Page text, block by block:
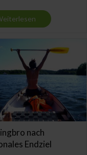
nach
Endziel